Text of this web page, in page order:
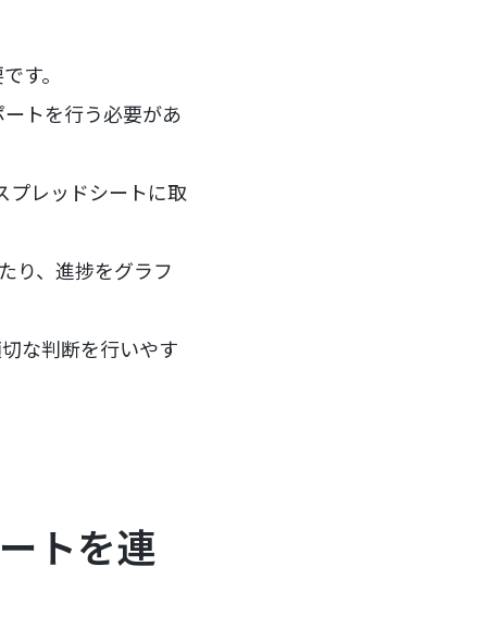
す。
トを行う必要があ
レッドシートに取
り、進捗をグラフ
な判断を行いやす
トを連